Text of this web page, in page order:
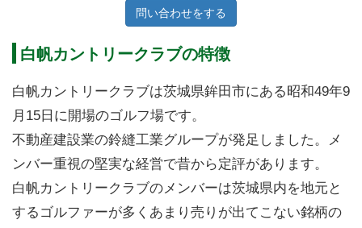
問い合わせをする
白帆カントリークラブの特徴
白帆カントリークラブは茨城県鉾田市にある昭和49年9
月15日に開場のゴルフ場です。
不動産建設業の鈴縫工業グループが発足しました。メ
ンバー重視の堅実な経営で昔から定評があります。
白帆カントリークラブのメンバーは茨城県内を地元と
するゴルファーが多くあまり売りが出てこない銘柄の